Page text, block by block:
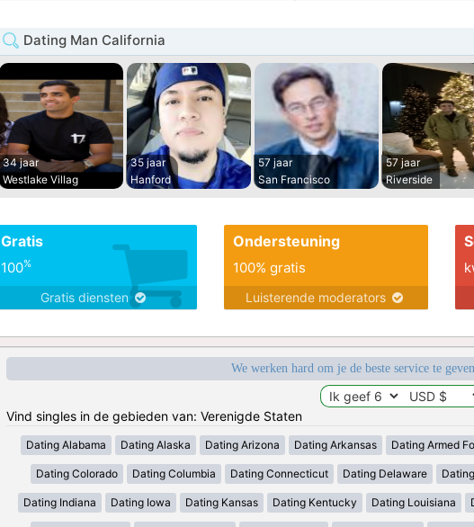
Dating Man California
34 jaar
Westlake Villag
35 jaar
Hanford
57 jaar
San Francisco
57 jaar
Riverside
Gratis
100%
Gratis diensten
Ondersteuning
100% gratis
Luisterende moderators
We werken hard om je de beste service te
Vind singles in de gebieden van: Verenigde Staten
Dating Alabama Dating Alaska Dating Arizona Dating Arkansas Dating Armed
Dating Colorado Dating Columbia Dating Connecticut Dating Delaware
Dating Indiana Dating Iowa Dating Kansas Dating Kentucky Dating Louisiana